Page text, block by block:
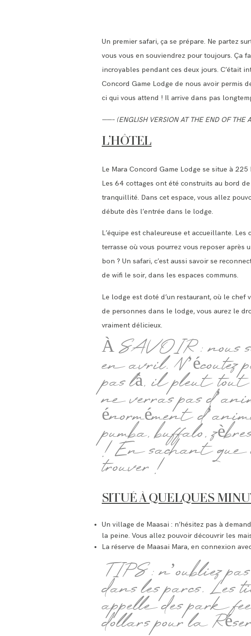
Un premier safari, ça se prépare. Ne partez
vous vous en souviendrez pour toujours. Ça
incroyables pendant ces deux jours. C’était
Concord Game Lodge de nous avoir permis
ci qui vous attend ! Il arrive dans pas
——– (ENGLISH VERSION AT THE END OF THE
L’HÔTEL
Le Mara Concord Game Lodge se situe à
Les 64 cottages ont été construits au bord
tranquillité. Dans cet espace, vous allez
débute dès l’entrée dans le lodge.
L’équipe est chaleureuse et accueillante.
terrasse où vous pourrez vous reposer après
bon ? Un safari, c’est aussi savoir se
de wifi le soir, dans les espaces communs.
Le lodge est doté d’un restaurant, où le
de personnes dans le lodge, vous aurez le
vraiment délicieux.
À SAVOIR : nous
en avril. N’écoutez
pas là, il pleut tout
ne verras pas
énormément
pumba, buffalo,
! En sachant
trouver !
SITUÉ À QUELQUES
Un village de Maasai : n’hésitez pas à
la peine. Vous allez pouvoir découvrir les
La réserve de Maasai Mara, en connexion
TIPS : n’oubliez
dans les parcs.
appelle des park
dollars pour la